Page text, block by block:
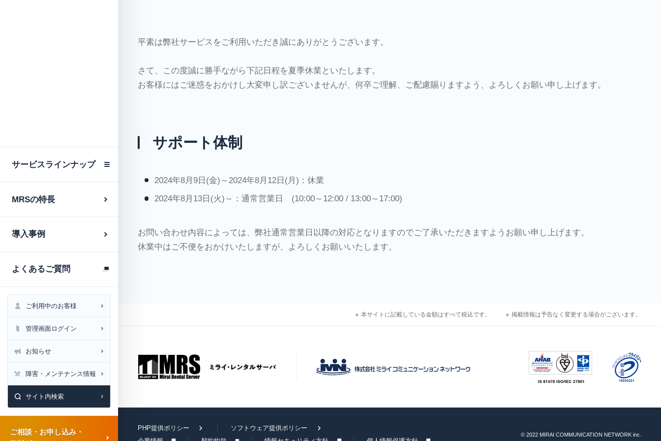
サービスラインナップ
共有レンタルサーバサービス
OEMレンタルサーバサービス
ドメイン取得サービス
MRSの特長
導入事例
よくあるご質問
ご利用中のお客様
管理画面ログイン
お知らせ
障害・メンテナンス情報
サイト内検索
ご相談・お申し込み・
平素は弊社サービスをご利用いただき誠にありがとうございます。
さて、この度誠に勝手ながら下記日程を夏季休業といたします。
お客様にはご迷惑をおかけし大変申し訳ございませんが、何卒ご理解、ご配慮賜りますよう、よろしくお願い申し上げます。
サポート体制
2024年8月9日(金)～2024年8月12日(月)：休業
2024年8月13日(火)～：通常営業日 (10:00～12:00 / 13:00～17:00)
お問い合わせ内容によっては、弊社通常営業日以降の対応となりますのでご了承いただきますようお願い申し上げます。
休業中はご不便をおかけいたしますが、よろしくお願いいたします。
本サイトに記載している金額はすべて税込です。 掲載情報は予告なく変更する場合がございます。
PHP提供ポリシー
ソフトウェア提供ポリシー
© 2022 MIRAI COMMUNICATION NETWORK inc.